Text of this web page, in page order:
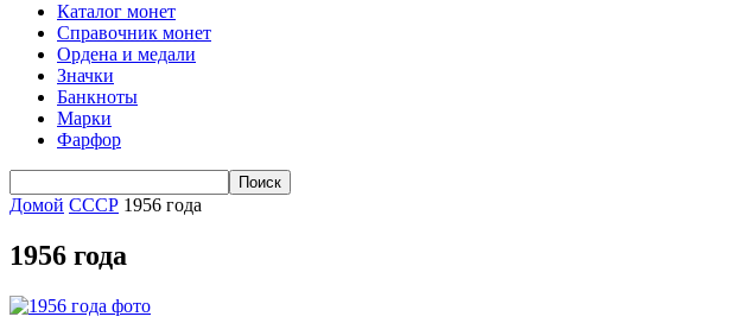
Каталог монет
Справочник монет
Ордена и медали
Значки
Банкноты
Марки
Фарфор
Домой СССР 1956 года
1956 года